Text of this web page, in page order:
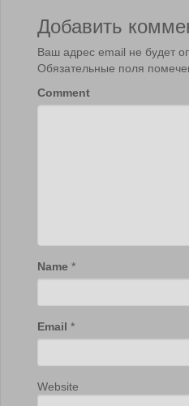
Добавить
Ваш адрес email не будет
Обязательные поля
Comment
Name *
Email *
Website